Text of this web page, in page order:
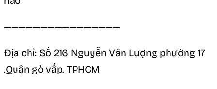
————————————————
Địa chỉ: Số 216 Nguyễn Văn Lượng phường 17
.Quận gò vấp. TPHCM